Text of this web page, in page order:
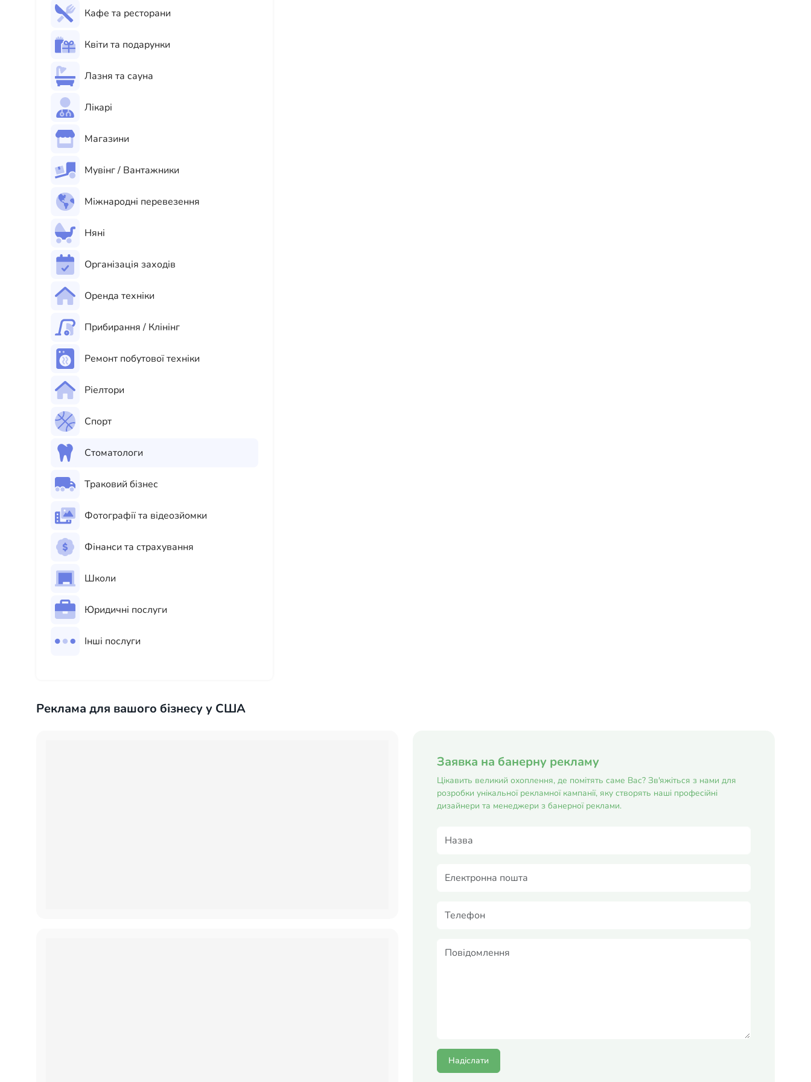
Кафе та ресторани
Квіти та подарунки
Лазня та сауна
Лікарі
Магазини
Мувінг / Вантажники
Міжнародні перевезення
Няні
Організація заходів
Оренда техніки
Прибирання / Клінінг
Ремонт побутової техніки
Ріелтори
Спорт
Стоматологи
Траковий бізнес
Фотографії та відеозйомки
Фінанси та страхування
Школи
Юридичні послуги
Інші послуги
Реклама для вашого бізнесу у США
Заявка на банерну рекламу
Цікавить великий охоплення, де помітять саме Вас? Зв'яжіться з нами для
розробки унікальної рекламної кампанії, яку створять наші професійні
дизайнери та менеджери з банерної реклами.
Надіслати